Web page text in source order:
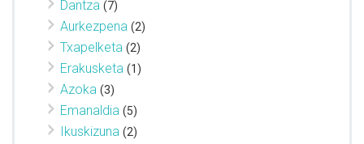
Dantza (7)
Aurkezpena (2)
Txapelketa (2)
Erakusketa (1)
Azoka (3)
Emanaldia (5)
Ikuskizuna (2)